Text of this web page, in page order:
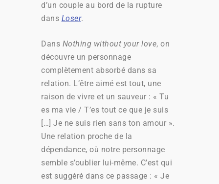
d’un couple au bord de la rupture
dans Loser.
Dans Nothing without your love, on
découvre un personnage
complètement absorbé dans sa
relation. L’être aimé est tout, une
raison de vivre et un sauveur : « Tu
es ma vie / T’es tout ce que je suis
[…] Je ne suis rien sans ton amour ».
Une relation proche de la
dépendance, où notre personnage
semble s’oublier lui-même. C’est qui
est suggéré dans ce passage : « Je